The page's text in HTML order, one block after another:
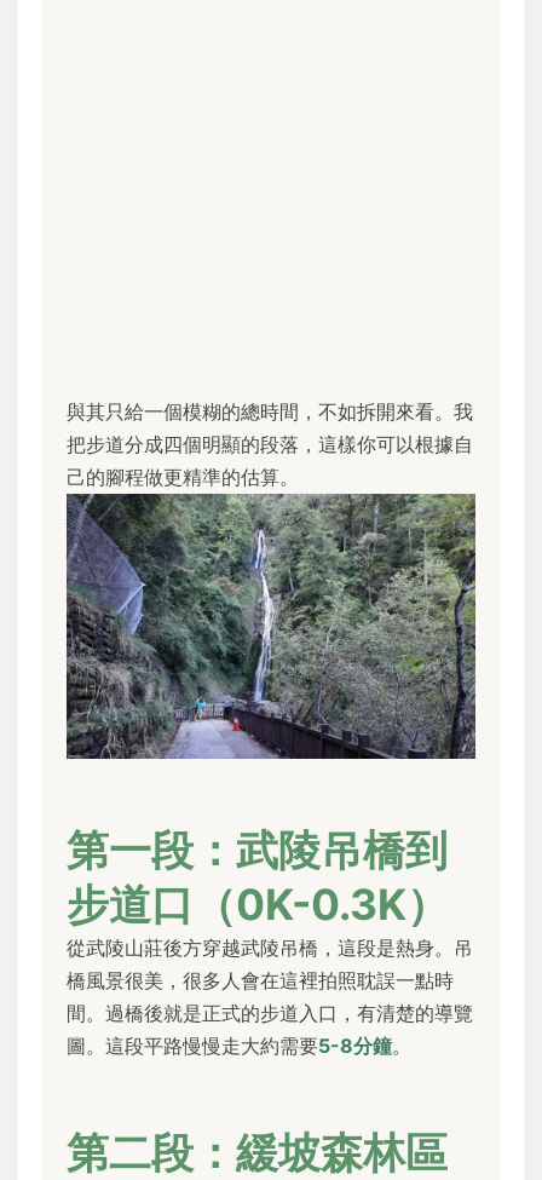
與其只給一個模糊的總時間，不如拆開來看。我
把步道分成四個明顯的段落，這樣你可以根據自
己的腳程做更精準的估算。
第一段：武陵吊橋到
步道口（0K-0.3K）
從武陵山莊後方穿越武陵吊橋，這段是熱身。吊
橋風景很美，很多人會在這裡拍照耽誤一點時
間。過橋後就是正式的步道入口，有清楚的導覽
圖。這段平路慢慢走大約需要5-8分鐘。
第二段：緩坡森林區